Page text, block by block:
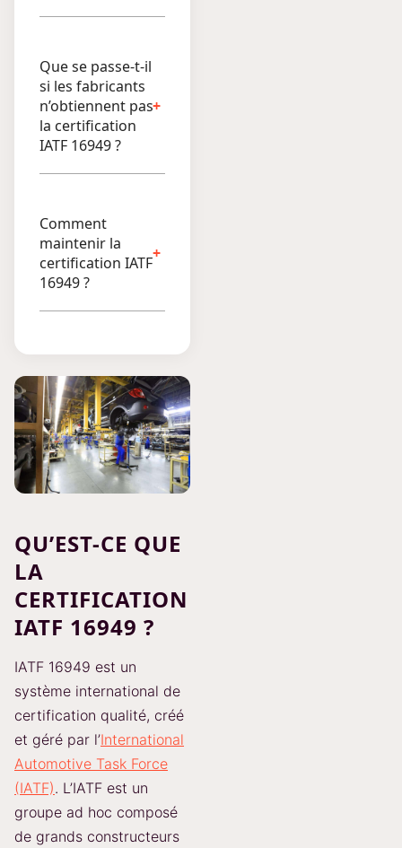
Que se passe-t-il
si les fabricants
n’obtiennent pas
la certification
IATF 16949 ?
Comment
maintenir la
certification IATF
16949 ?
QU’EST-CE QUE
LA
CERTIFICATION
IATF 16949 ?
IATF 16949 est un
système international de
certification qualité, créé
et géré par l’International
Automotive Task Force
(IATF). L’IATF est un
groupe ad hoc composé
de grands constructeurs